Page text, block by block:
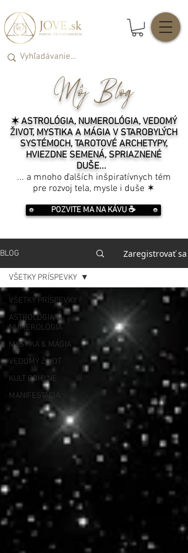
Môj Blog
✶ ASTROLÓGIA, NUMEROLÓGIA, VEDOMÝ
ŽIVOT, MYSTIKA A MÁGIA V STAROBYLÝCH
SYSTÉMOCH, TAROTOVÉ ARCHETYPY,
HVIEZDNE SEMENÁ, SPRIAZNENÉ
DUŠE...
... a mnoho ďalších inšpiratívnych tém
pre rozvoj tela, mysle i duše ✶
POZVITE MA NA KÁVU ☕️
BLOG Zaregistrovať sa
VŠETKY PRÍSPEVKY
ASTROLÓGIA &
NUMEROLÓGIA
MYSTIKA & MÁGIA
VEDOMÝ ŽIVOT
KULT BOHYNE
MANIFESTÁCIA
VŠETKY PRÍSPEVKY